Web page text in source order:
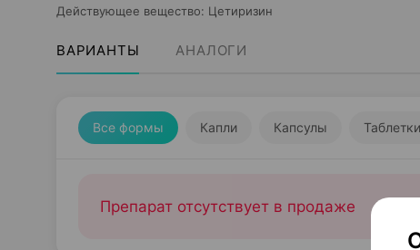
Действующее вещество: Цетиризин
ВАРИАНТЫ АНАЛОГИ
Все формы Капли Капсулы Таблетки
Препарат отсутствует в продаже